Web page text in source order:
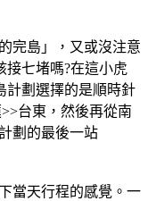
完島」，又或沒注意
接七堵嗎?在這小虎
計劃選擇的是順時針
台東，然後再從南
劃的最後一站
當天行程的感覺。一